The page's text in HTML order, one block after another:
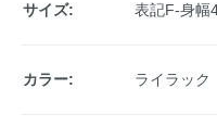
サイズ: 表記F-身幅
カラー: ライラック